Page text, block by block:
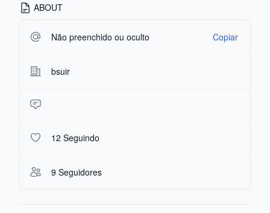
ABOUT
Não preenchido ou oculto Copiar
bsuir
12 Seguindo
9 Seguidores